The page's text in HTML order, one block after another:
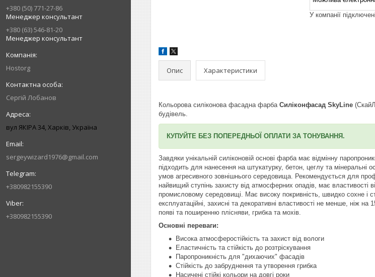
+380 (50) 771-27-86
Менеджер консультант
+380 (63) 546-81-20
Менеджер консультант
Hostorg
Сергій Лобанов
вул ЯКІРА 34, Харків, Україна
sergeywizard1976@gmail.com
+380982155390
+380982155390
У компанії
Опис Характеристики
Кольорова силіконова фасадна фарба Силіконфасад SkyLine
будівель.
КУПУЙТЕ БЕЗ ПОПЕРЕДНЬОЇ ОПЛАТИ ЗА ТОНУВАННЯ.
Завдяки унікальній силіконовій основі фарба має відмінну
підходить для нанесення на штукатурку, бетон, цеглу та мінеральні
умов агресивного зовнішнього середовища. Рекомендується для
найвищий ступінь захисту від атмосферних опадів, має властивості
промисловому середовищі. Має високу покривність, швидко сохне і
експлуатаційні, захисні та декоративні властивості не менше, ніж на
появі та поширенню плісняви, грибка та мохів.
Основні переваги:
Висока атмосферостійкість та захист від вологи
Еластичність та стійкість до розтріскування
Паропроникність для "дихаючих" фасадів
Стійкість до забруднення та утворення грибка
Насичені стійкі кольори на довгі роки